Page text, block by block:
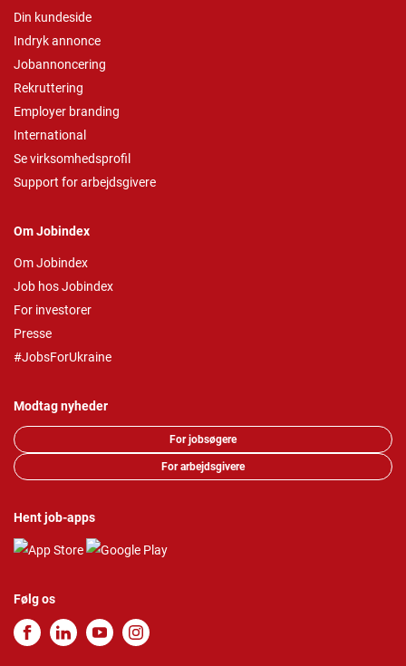
Din kundeside
Indryk annonce
Jobannoncering
Rekruttering
Employer branding
International
Se virksomhedsprofil
Support for arbejdsgivere
Om Jobindex
Om Jobindex
Job hos Jobindex
For investorer
Presse
#JobsForUkraine
Modtag nyheder
For jobsøgere
For arbejdsgivere
Hent job-apps
Følg os